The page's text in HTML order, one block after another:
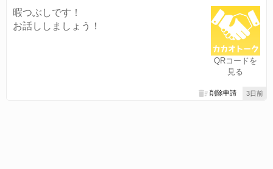
QRコードを
見る
暇つぶしです！
お話ししましょう！
3日前
削除申請